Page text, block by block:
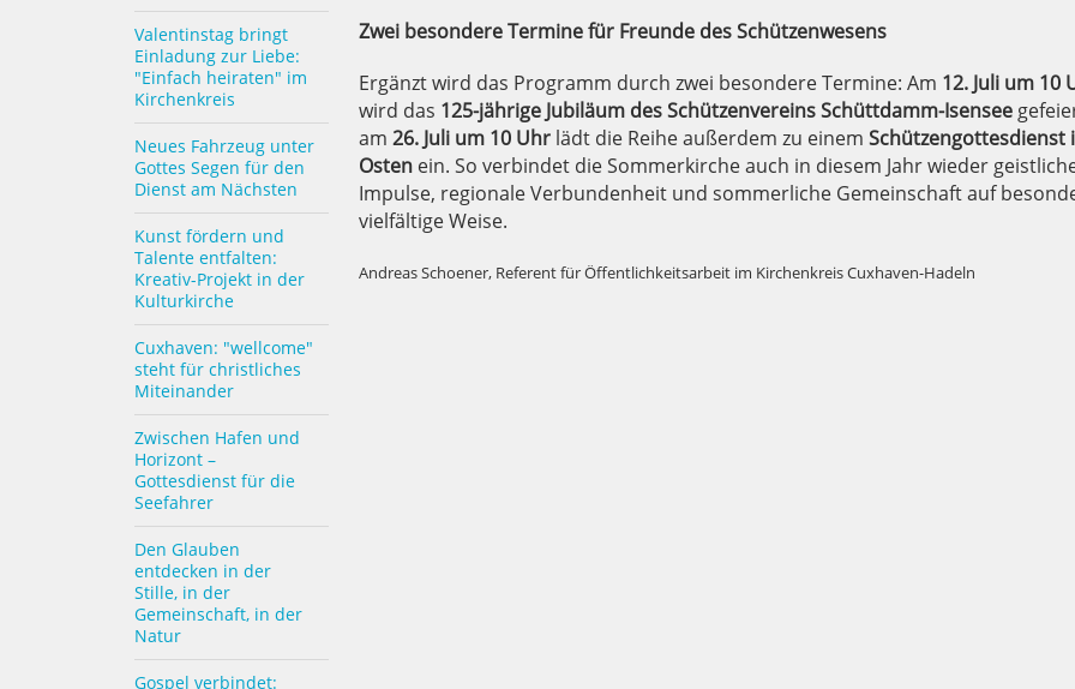
Valentinstag bringt
Einladung zur Liebe:
"Einfach heiraten" im
Kirchenkreis
Neues Fahrzeug unter
Gottes Segen für den
Dienst am Nächsten
Kunst fördern und
Talente entfalten:
Kreativ-Projekt in der
Kulturkirche
Cuxhaven: "wellcome"
steht für christliches
Miteinander
Zwischen Hafen und
Horizont –
Gottesdienst für die
Seefahrer
Den Glauben
entdecken in der
Stille, in der
Gemeinschaft, in der
Natur
Gospel verbindet:
Zwei besondere Termine für Freunde des Schützenwesens
Ergänzt wird das Programm durch zwei besondere Termine: Am 12. Juli um 10
wird das 125-jährige Jubiläum des Schützenvereins Schüttdamm-Isensee
am 26. Juli um 10 Uhrlädt die Reihe außerdem zu einem Schützengottesdienst
Ostenein. So verbindet die Sommerkirche auch in diesem Jahr wieder
Impulse, regionale Verbundenheit und sommerliche Gemeinschaft auf
vielfältige Weise.
Andreas Schoener, Referent für Öffentlichkeitsarbeit im Kirchenkreis Cuxhaven-Hadeln